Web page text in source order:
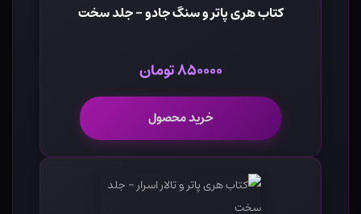
کتاب هری پاتر و سنگ جادو - جلد سخت
۸۵۰۰۰۰ تومان
خرید محصول